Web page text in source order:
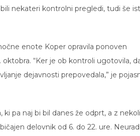
nekateri kontrolni pregledi, tudi še
enote Koper opravila ponoven
“Ker je ob kontroli ugotovila,
dejavnosti prepovedala,” je
pa naj bi bil danes že odprt, a z
delovnik od 6. do 22. ure.